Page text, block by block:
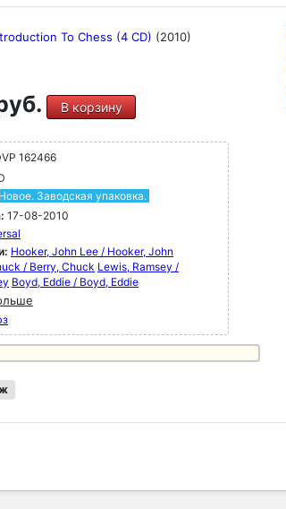
To Chess (4 CD) (2010)
В корзину
162466
Новое. Заводская упаковка.
17-08-2010
Hooker, John Lee / Hooker, John
/ Berry, Chuck Lewis, Ramsey /
Boyd, Eddie / Boyd, Eddie